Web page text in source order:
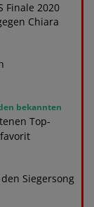
Finale 2020
Chiara
bekannten
Top-
Siegersong